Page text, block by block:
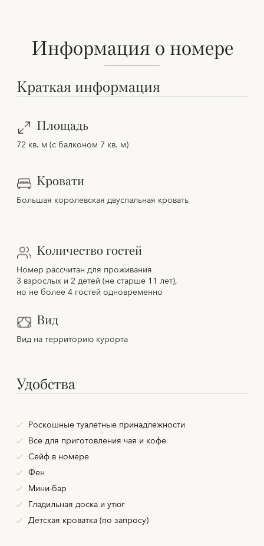
Информация о номере
Краткая информация
Площадь
72 кв. м (с балконом 7 кв. м)
Кровати
Большая королевская двуспальная кровать
Количество гостей
Номер рассчитан для проживания
3 взрослых и 2 детей (не старше 11 лет),
но не более 4 гостей одновременно
Вид
Вид на территорию курорта
Удобства
Роскошные туалетные принадлежности
Все для приготовления чая и кофе
Сейф в номере
Фен
Мини-бар
Гладильная доска и утюг
Детская кроватка (по запросу)